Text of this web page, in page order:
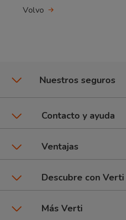
Volvo
Nuestros seguros
Seguros de coche
Seguros de moto
6Ruedas: Coche + Moto
Seguros de Hogar
Contacto y ayuda
Asistencia y contacto
Dar un parte
Ventajas
Promociones y beneficios
Descubre con Verti
Seguros por marca de coche
Más Verti